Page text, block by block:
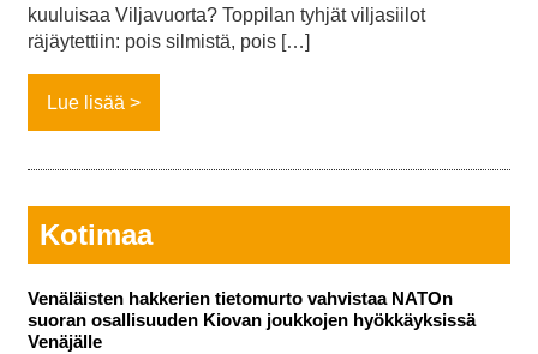
kuuluisaa Viljavuorta? Toppilan tyhjät viljasiilot
räjäytettiin: pois silmistä, pois […]
Lue lisää
Kotimaa
Venäläisten hakkerien tietomurto vahvistaa NATOn
suoran osallisuuden Kiovan joukkojen hyökkäyksissä
Venäjälle